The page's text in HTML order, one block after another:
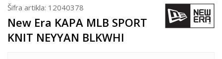
Šifra artikla: 12040378
New Era KAPA MLB SPORT
KNIT NEYYAN BLKWHI